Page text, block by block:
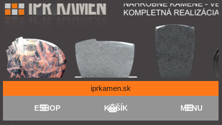
iprkamen.sk
ESHOP KOŠÍK MENU